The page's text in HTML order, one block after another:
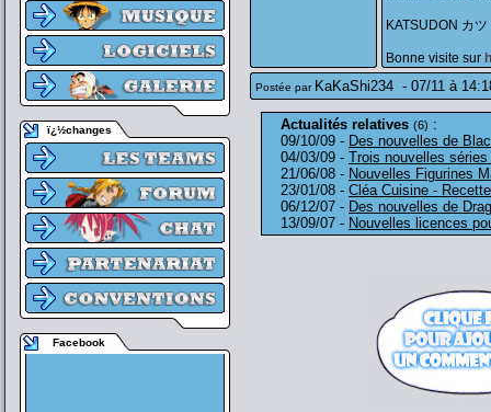
ï¿½changes
Facebook
KATSUDON カツ
Bonne visite sur
Postée par KaKaShi234 - 07/11 à
Actualités relatives (6) :
09/10/09 - Des nouvelles de
04/03/09 - Trois nouvelles
21/06/08 - Nouvelles Figurines
23/01/08 - Cléa Cuisine -
06/12/07 - Des nouvelles de
13/09/07 - Nouvelles licences